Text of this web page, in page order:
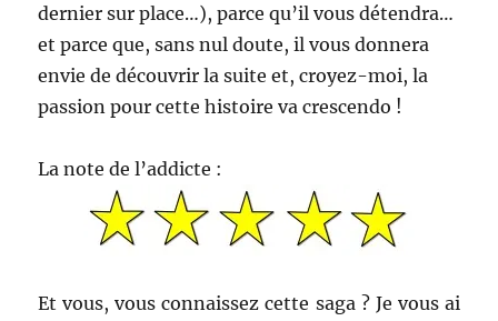
dernier sur place…), parce qu’il vous détendra…
et parce que, sans nul doute, il vous donnera
envie de découvrir la suite et, croyez-moi, la
passion pour cette histoire va crescendo !
La note de l’addicte :
Et vous, vous connaissez cette saga ? Je vous ai